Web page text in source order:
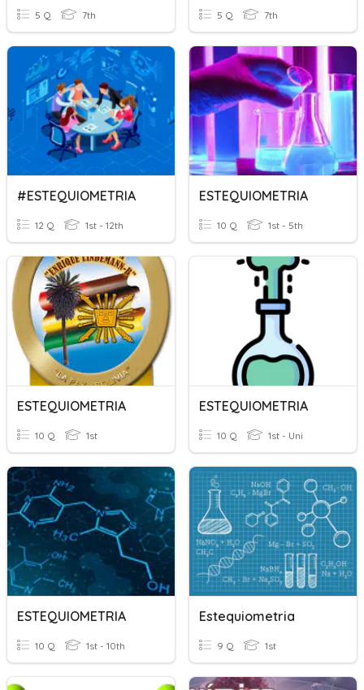
5 Q 7th 5 Q 7th
#ESTEQUIOMETRIA
12 Q 1st - 12th
ESTEQUIOMETRIA
10 Q 1st - 5th
ESTEQUIOMETRIA
10 Q 1st
ESTEQUIOMETRIA
10 Q 1st - Uni
ESTEQUIOMETRIA
10 Q 1st - 10th
Estequiometria
9 Q 1st